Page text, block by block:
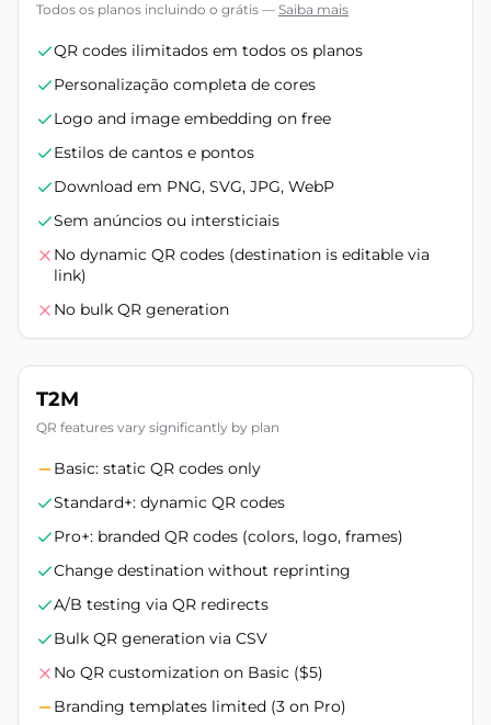
Todos os planos incluindo o grátis — Saiba mais
QR codes ilimitados em todos os planos
Personalização completa de cores
Logo and image embedding on free
Estilos de cantos e pontos
Download em PNG, SVG, JPG, WebP
Sem anúncios ou intersticiais
No dynamic QR codes (destination is editable via
link)
No bulk QR generation
T2M
QR features vary significantly by plan
Basic: static QR codes only
Standard+: dynamic QR codes
Pro+: branded QR codes (colors, logo, frames)
Change destination without reprinting
A/B testing via QR redirects
Bulk QR generation via CSV
No QR customization on Basic ($5)
Branding templates limited (3 on Pro)